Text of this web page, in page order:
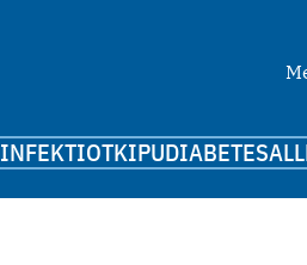
INFEKTIOTKIPUDIABETES